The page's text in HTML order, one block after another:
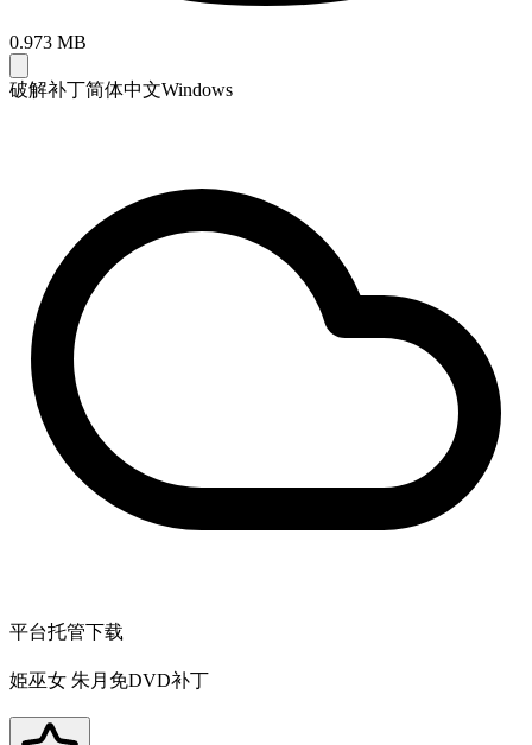
0.973 MB
破解补丁简体中文Windows
平台托管下载
姫巫女 朱月免DVD补丁